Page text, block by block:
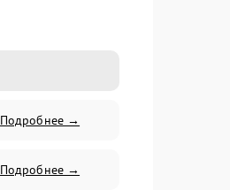
Подробнее →
Подробнее →